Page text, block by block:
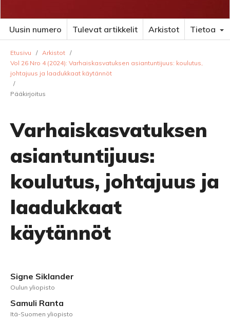
Uusin numero Tulevat artikkelit Arkistot Tietoa
Etusivu / Arkistot /
Vol 26 Nro 4 (2024): Varhaiskasvatuksen asiantuntijuus: koulutus,
johtajuus ja laadukkaat käytännöt
/
Pääkirjoitus
Varhaiskasvatuksen
asiantuntijuus:
koulutus, johtajuus ja
laadukkaat
käytännöt
Signe Siklander
Oulun yliopisto
Samuli Ranta
Itä-Suomen yliopisto